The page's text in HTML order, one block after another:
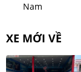
Nam
XE MỚI VỀ